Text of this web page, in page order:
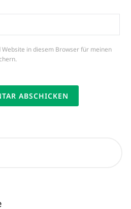
Website in diesem Browser für meinen